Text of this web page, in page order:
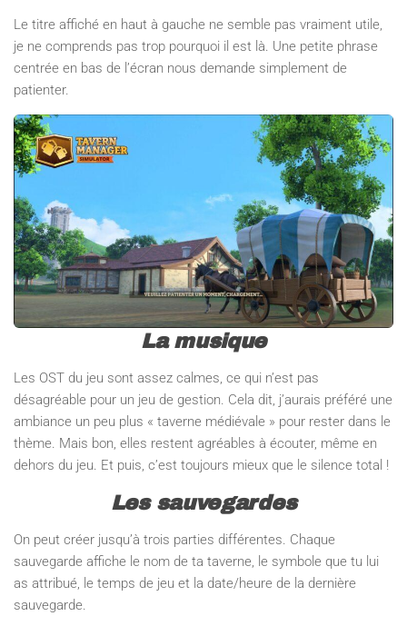
Le titre affiché en haut à gauche ne semble pas vraiment utile,
je ne comprends pas trop pourquoi il est là. Une petite phrase
centrée en bas de l’écran nous demande simplement de
patienter.
La musique
Les OST du jeu sont assez calmes, ce qui n’est pas
désagréable pour un jeu de gestion. Cela dit, j’aurais préféré une
ambiance un peu plus « taverne médiévale » pour rester dans le
thème. Mais bon, elles restent agréables à écouter, même en
dehors du jeu. Et puis, c’est toujours mieux que le silence total !
Les sauvegardes
On peut créer jusqu’à trois parties différentes. Chaque
sauvegarde affiche le nom de ta taverne, le symbole que tu lui
as attribué, le temps de jeu et la date/heure de la dernière
sauvegarde.